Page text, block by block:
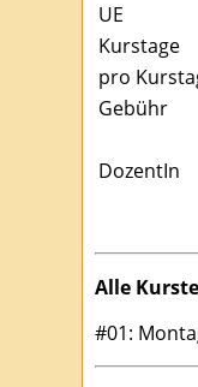
UE
Kurstage
pro
Gebühr
DozentIn
Alle
#01: